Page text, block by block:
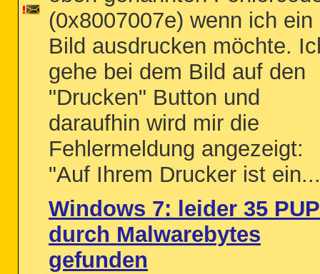
(0x8007007e) wenn ich ein
Bild ausdrucken möchte.
gehe bei dem Bild auf den
"Drucken" Button und
daraufhin wird mir die
Fehlermeldung angezeigt:
"Auf Ihrem Drucker ist ein...
Windows 7: leider 35 PUP
durch Malwarebytes
gefunden